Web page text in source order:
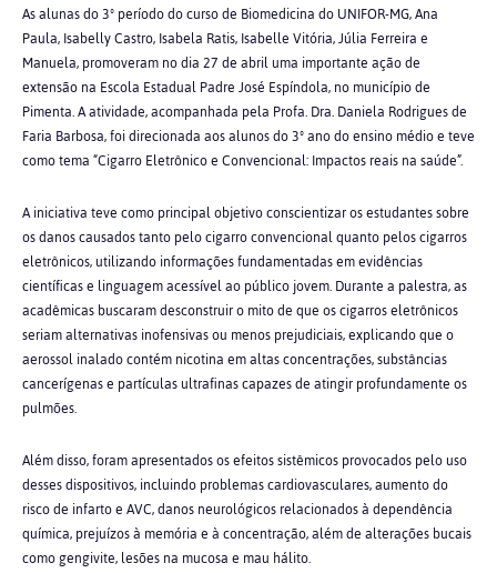
As alunas do 3º período do curso de Biomedicina do UNIFOR-MG, Ana
Paula, Isabelly Castro, Isabela Ratis, Isabelle Vitória, Júlia Ferreira e
Manuela, promoveram no dia 27 de abril uma importante ação de
extensão na Escola Estadual Padre José Espíndola, no município de
Pimenta. A atividade, acompanhada pela Profa. Dra. Daniela Rodrigues de
Faria Barbosa, foi direcionada aos alunos do 3º ano do ensino médio e teve
como tema “Cigarro Eletrônico e Convencional: Impactos reais na saúde”.
A iniciativa teve como principal objetivo conscientizar os estudantes sobre
os danos causados tanto pelo cigarro convencional quanto pelos cigarros
eletrônicos, utilizando informações fundamentadas em evidências
científicas e linguagem acessível ao público jovem. Durante a palestra, as
acadêmicas buscaram desconstruir o mito de que os cigarros eletrônicos
seriam alternativas inofensivas ou menos prejudiciais, explicando que o
aerossol inalado contém nicotina em altas concentrações, substâncias
cancerígenas e partículas ultrafinas capazes de atingir profundamente os
pulmões.
Além disso, foram apresentados os efeitos sistêmicos provocados pelo uso
desses dispositivos, incluindo problemas cardiovasculares, aumento do
risco de infarto e AVC, danos neurológicos relacionados à dependência
química, prejuízos à memória e à concentração, além de alterações bucais
como gengivite, lesões na mucosa e mau hálito.